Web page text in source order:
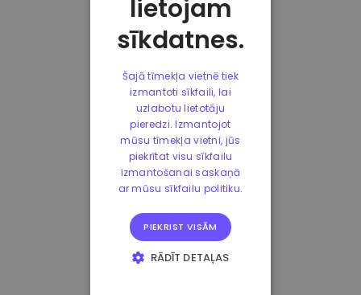
lietojam
sīkdatnes.
Šajā tīmekļa vietnē tiek
izmantoti sīkfaili, lai
uzlabotu lietotāju
pieredzi. Izmantojot
mūsu tīmekļa vietni, jūs
piekrītat visu sīkfailu
izmantošanai saskaņā
ar mūsu sīkfailu politiku.
PIEKRIST VISĀM
RĀDĪT DETAĻAS